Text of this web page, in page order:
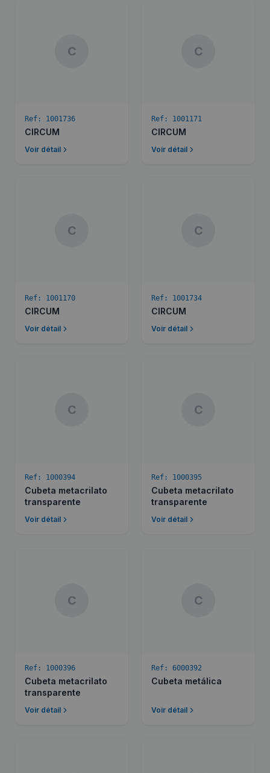
C
Ref: 1001736
CIRCUM
Voir détail
C
Ref: 1001171
CIRCUM
Voir détail
C
Ref: 1001170
CIRCUM
Voir détail
C
Ref: 1001734
CIRCUM
Voir détail
C
Ref: 1000394
Cubeta metacrilato
transparente
Voir détail
C
Ref: 1000395
Cubeta metacrilato
transparente
Voir détail
C
Ref: 1000396
Cubeta metacrilato
transparente
Voir détail
C
Ref: 6000392
Cubeta metálica
Voir détail